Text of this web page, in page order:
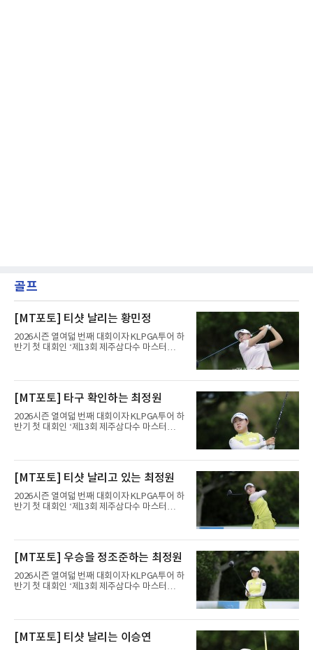
골프
[MT포토] 티샷 날리는 황민정
2026시즌 열여덟 번째 대회이자 KLPGA투어 하
반기 첫 대회인 ‘제13회 제주삼다수 마스터
트(파72/6,767야드)에서 열리고 있다.6일 현재
1라운드 경기가 펼쳐지고 있다.황민정이 16번
홀에서 경기하고 있다.
[MT포토] 타구 확인하는 최정원
2026시즌 열여덟 번째 대회이자 KLPGA투어 하
반기 첫 대회인 ‘제13회 제주삼다수 마스터
트(파72/6,767야드)에서 열리고 있다.6일 현재
1라운드 경기가 펼쳐지고 있다.최정원이 16번
홀에서 경기하고 있다.
[MT포토] 티샷 날리고 있는 최정원
2026시즌 열여덟 번째 대회이자 KLPGA투어 하
반기 첫 대회인 ‘제13회 제주삼다수 마스터
트(파72/6,767야드)에서 열리고 있다.6일 현재
1라운드 경기가 펼쳐지고 있다.최정원이 16번
홀에서 경기하고 있다.
[MT포토] 우승을 정조준하는 최정원
2026시즌 열여덟 번째 대회이자 KLPGA투어 하
반기 첫 대회인 ‘제13회 제주삼다수 마스터
트(파72/6,767야드)에서 열리고 있다.6일 현재
1라운드 경기가 펼쳐지고 있다.최정원이 16번
홀에서 경기하고 있다.
[MT포토] 티샷 날리는 이승연